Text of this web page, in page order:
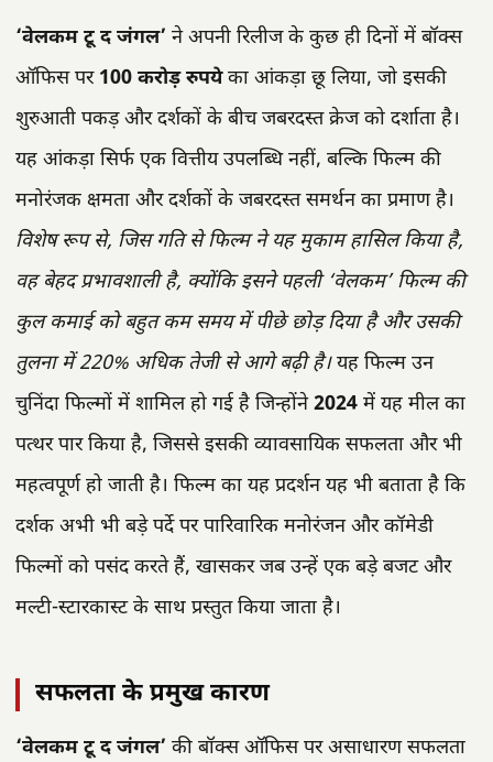
‘वेलकम टू द जंगल’ ने अपनी रिलीज के कुछ ही दिनों में बॉक्स
ऑफिस पर 100 करोड़ रुपयेका आंकड़ा छू लिया, जो इसकी
शुरुआती पकड़ और दर्शकों के बीच जबरदस्त क्रेज को दर्शाता है।
यह आंकड़ा सिर्फ एक वित्तीय उपलब्धि नहीं, बल्कि फिल्म की
मनोरंजक क्षमता और दर्शकों के जबरदस्त समर्थन का प्रमाण है।
विशेष रूप से, जिस गति से फिल्म ने यह मुकाम हासिल किया है,
वह बेहद प्रभावशाली है, क्योंकि इसने पहली ‘वेलकम’ फिल्म की
कुल कमाई को बहुत कम समय में पीछे छोड़ दिया है और उसकी
तुलना में 220% अधिक तेजी से आगे बढ़ी है।यह फिल्म उन
चुनिंदा फिल्मों में शामिल हो गई है जिन्होंने2024 में यह मील का
पत्थर पार किया है, जिससे इसकी व्यावसायिक सफलता और भी
महत्वपूर्ण हो जाती है। फिल्म का यह प्रदर्शन यह भी बताता है कि
दर्शक अभी भी बड़े पर्दे पर पारिवारिक मनोरंजन और कॉमेडी
फिल्मों को पसंद करते हैं, खासकर जब उन्हें एक बड़े बजट और
मल्टी-स्टारकास्ट के साथ प्रस्तुत किया जाता है।
सफलता के प्रमुख कारण
‘वेलकम टू द जंगल’ की बॉक्स ऑफिस पर असाधारण सफलता